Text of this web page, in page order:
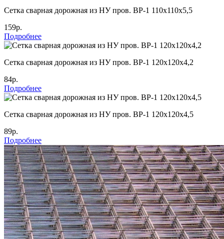
Cетка сварная дорожная из НУ пров. ВР-1 110х110х5,5
159р.
Подробнее
Cетка сварная дорожная из НУ пров. ВР-1 120х120х4,2
84р.
Подробнее
Cетка сварная дорожная из НУ пров. ВР-1 120х120х4,5
89р.
Подробнее